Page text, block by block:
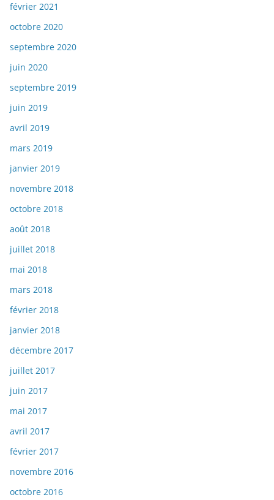
février 2021
octobre 2020
septembre 2020
juin 2020
septembre 2019
juin 2019
avril 2019
mars 2019
janvier 2019
novembre 2018
octobre 2018
août 2018
juillet 2018
mai 2018
mars 2018
février 2018
janvier 2018
décembre 2017
juillet 2017
juin 2017
mai 2017
avril 2017
février 2017
novembre 2016
octobre 2016